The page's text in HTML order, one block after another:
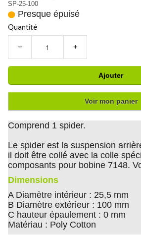
SP-25-100
Presque épuisé
Quantité
− +
Ajouter
Voir mon panier
Comprend 1 spider.
Le spider est la suspension
il doit être collé avec la colle
composants pour bobine 7148.
Dimensions
A Diamètre intérieur : 25,5 mm
B Diamètre extérieur : 100 mm
C hauteur épaulement : 0 mm
Matériau : Poly Cotton